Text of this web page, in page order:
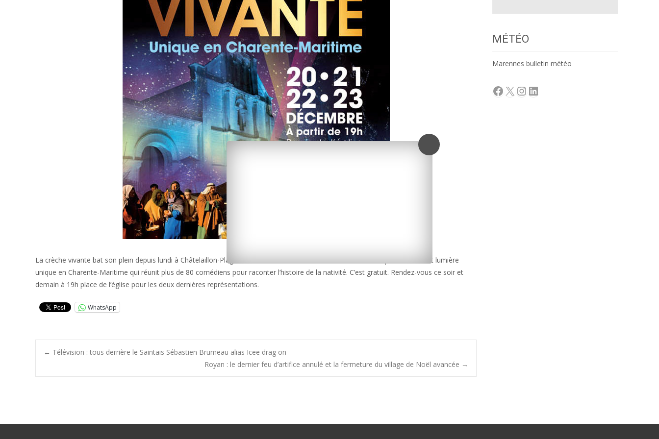
La crèche vivante bat son plein depuis lundi à Châtelaillon-Plage. Une tradition dans la station balnéaire et un spectacle son et lumière
unique en Charente-Maritime qui réunit plus de 80 comédiens pour raconter l’histoire de la nativité. C’est gratuit. Rendez-vous ce soir et
demain à 19h place de l’église pour les deux dernières représentations.
WhatsApp
Post
← Télévision : tous derrière le Saintais Sébastien Brumeau alias Icee drag on
Royan : le dernier feu d’artifice annulé et la fermeture du village de Noël avancée →
MÉTÉO
Marennes bulletin météo
Facebook
X Instagram
LinkedIn